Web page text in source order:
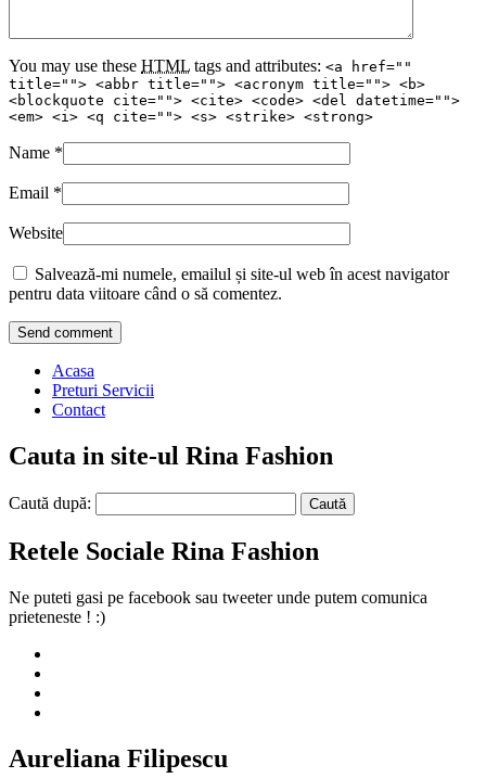
You may use these HTML tags and attributes: <a href=""
title=""> <abbr title=""> <acronym title=""> <b>
<blockquote cite=""> <cite> <code> <del datetime="">
<em> <i> <q cite=""> <s> <strike> <strong>
Name *
Email *
Website
Salvează-mi numele, emailul și site-ul web în acest navigator
pentru data viitoare când o să comentez.
Acasa
Preturi Servicii
Contact
Cauta in site-ul Rina Fashion
Caută după:
Retele Sociale Rina Fashion
Ne puteti gasi pe facebook sau tweeter unde putem comunica
prieteneste ! :)
Aureliana Filipescu